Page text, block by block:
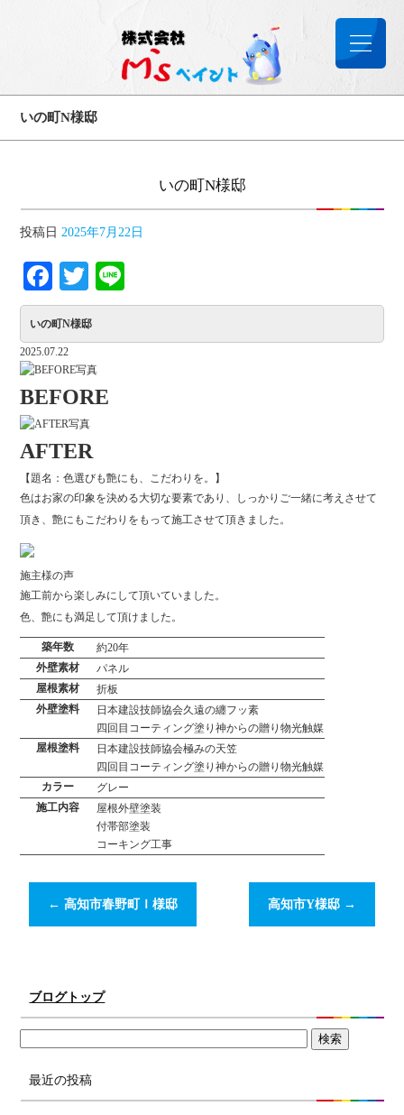
いの町N様邸
いの町N様邸
投稿日 2025年7月22日
Facebook
Twitter
いの町N様邸
2025.07.22
BEFORE
AFTER
【題名：色選びも艶にも、こだわりを。】
色はお家の印象を決める大切な要素であり、しっかりご一緒に考えさせて
頂き、艶にもこだわりをもって施工させて頂きました。
施主様の声
施工前から楽しみにして頂いていました。
色、艶にも満足して頂けました。
築年数
約20年
外壁素材
パネル
屋根素材
折板
外壁塗料
日本建設技師協会久遠の纏フッ素
四回目コーティング塗り神からの贈り物光触媒
屋根塗料
日本建設技師協会極みの天笠
四回目コーティング塗り神からの贈り物光触媒
カラー
グレー
施工内容
屋根外壁塗装
付帯部塗装
コーキング工事
← 高知市春野町Ｉ様邸 高知市Y様邸 →
ブログトップ
最近の投稿